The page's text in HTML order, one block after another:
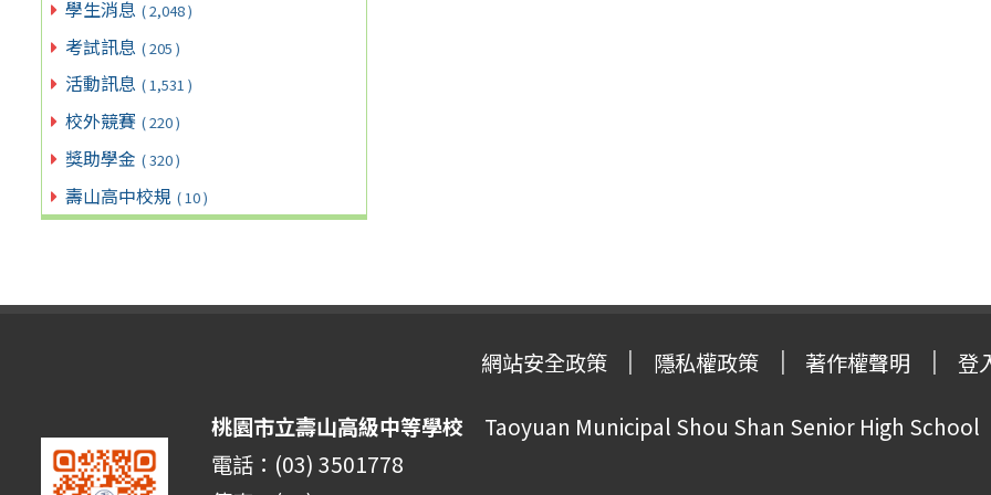
學生消息 ( 2,048 )
考試訊息 ( 205 )
活動訊息 ( 1,531 )
校外競賽 ( 220 )
獎助學金 ( 320 )
壽山高中校規 ( 10 )
網站安全政策 隱私權政策 著作權聲明 登
桃園市立壽山高級中等學校 Taoyuan Municipal Shou Shan Senior High School
電話：(03) 3501778